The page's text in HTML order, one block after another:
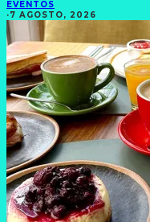
EVENTOS
·7 AGOSTO, 2026